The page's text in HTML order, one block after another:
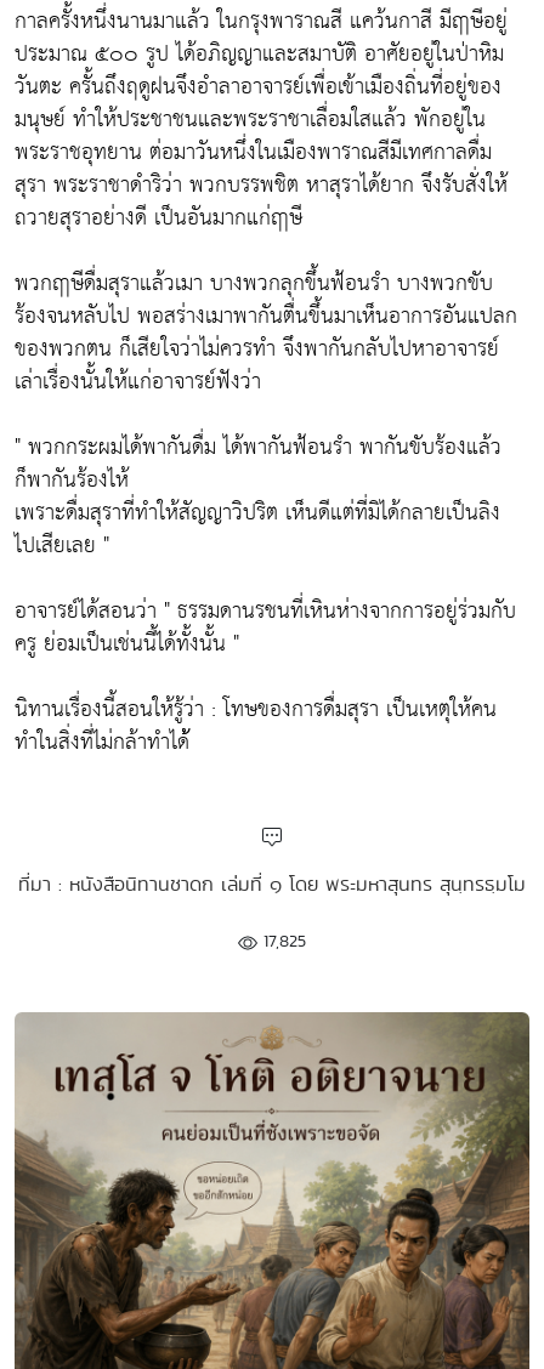
กาลครั้งหนึ่งนานมาแล้ว ในกรุงพาราณสี แคว้นกาสี มีฤาษีอยู่
ประมาณ ๕๐๐ รูป ได้อภิญญาและสมาบัติ อาศัยอยู่ในป่าหิม
วันตะ ครั้นถึงฤดูฝนจึงอำลาอาจารย์เพื่อเข้าเมืองถิ่นที่อยู่ของ
มนุษย์ ทำให้ประชาชนและพระราชาเลื่อมใสแล้ว พักอยู่ใน
พระราชอุทยาน ต่อมาวันหนึ่งในเมืองพาราณสีมีเทศกาลดื่ม
สุรา พระราชาดำริว่า พวกบรรพชิต หาสุราได้ยาก จึงรับสั่งให้
ถวายสุราอย่างดี เป็นอันมากแก่ฤาษี
พวกฤาษีดื่มสุราแล้วเมา บางพวกลุกขึ้นฟ้อนรำ บางพวกขับ
ร้องจนหลับไป พอสร่างเมาพากันตื่นขึ้นมาเห็นอาการอันแปลก
ของพวกตน ก็เสียใจว่าไม่ควรทำ จึงพากันกลับไปหาอาจารย์
เล่าเรื่องนั้นให้แก่อาจารย์ฟังว่า
" พวกกระผมได้พากันดื่ม ได้พากันฟ้อนรำ พากันขับร้องแล้ว
ก็พากันร้องไห้
เพราะดื่มสุราที่ทำให้สัญญาวิปริต เห็นดีแต่ที่มิได้กลายเป็นลิง
ไปเสียเลย "
อาจารย์ได้สอนว่า " ธรรมดานรชนที่เหินห่างจากการอยู่ร่วมกับ
ครู ย่อมเป็นเช่นนี้ได้ทั้งนั้น "
นิทานเรื่องนี้สอนให้รู้ว่า : โทษของการดื่มสุรา เป็นเหตุให้คน
ทำในสิ่งที่ไม่กล้าทำได้้
ที่มา : หนังสือนิทานชาดก เล่มที่ ๑ โดย พระมหาสุนทร สุนฺทรธฺมโม
17,825